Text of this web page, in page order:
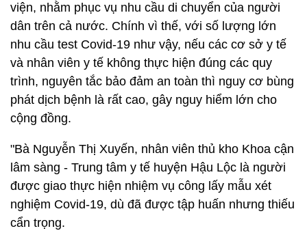
viện, nhằm phục vụ nhu cầu di chuyển của người
dân trên cả nước. Chính vì thế, với số lượng lớn
nhu cầu test Covid-19 như vậy, nếu các cơ sở y tế
và nhân viên y tế không thực hiện đúng các quy
trình, nguyên tắc bảo đảm an toàn thì nguy cơ bùng
phát dịch bệnh là rất cao, gây nguy hiểm lớn cho
cộng đồng.
"Bà Nguyễn Thị Xuyến, nhân viên thủ kho Khoa cận
lâm sàng - Trung tâm y tế huyện Hậu Lộc là người
được giao thực hiện nhiệm vụ công lấy mẫu xét
nghiệm Covid-19, dù đã được tập huấn nhưng thiếu
cẩn trọng.